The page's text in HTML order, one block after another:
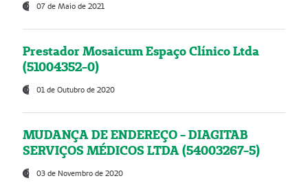
07 de Maio de 2021
Prestador Mosaicum Espaço Clínico Ltda
(51004352-0)
01 de Outubro de 2020
MUDANÇA DE ENDEREÇO - DIAGITAB
SERVIÇOS MÉDICOS LTDA (54003267-5)
03 de Novembro de 2020